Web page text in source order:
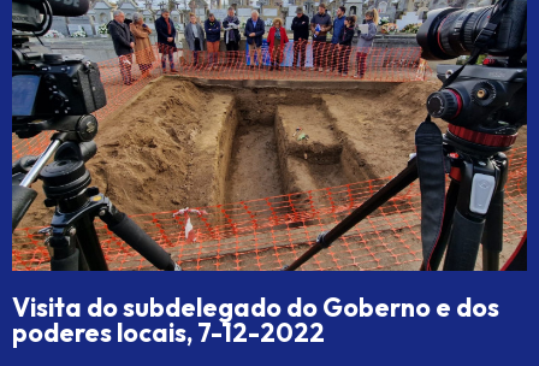
Visita do subdelegado do Goberno e dos
poderes locais, 7-12-2022